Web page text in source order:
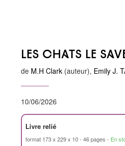
Les chats le
de M.H Clark (auteur), Emily J.
10/06/2026
Livre relié
format 173 x 229 x 10 46 pages En